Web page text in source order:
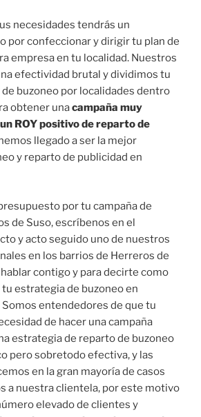
necesidades tendrás un
por confeccionar y dirigir tu plan de
empresa en tu localidad. Nuestros
efectividad brutal y dividimos tu
buzoneo por localidades dentro
obtener unacampaña muy
ROY positivo de reparto de
llegado a ser la mejor
y reparto de publicidad en
por tu campaña de
de Suso, escríbenos en el
y acto seguido uno de nuestros
en los barrios de Herreros de
contigo y para decirte como
estrategia de buzoneo en
entendedores de que tu
de hacer una campaña
estrategia de reparto de buzoneo
pero sobretodo efectiva, y las
en la gran mayoría de casos
a nuestra clientela, por este motivo
elevado de clientes y